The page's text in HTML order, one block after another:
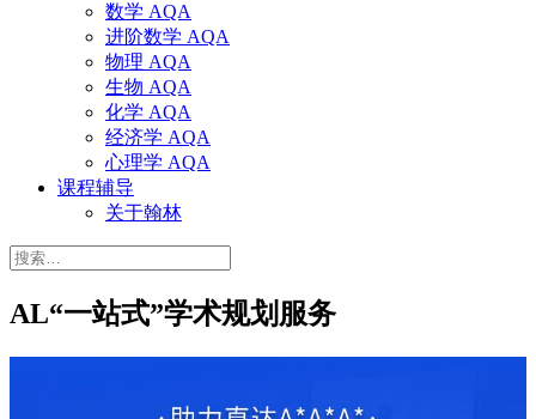
数学 AQA
进阶数学 AQA
物理 AQA
生物 AQA
化学 AQA
经济学 AQA
心理学 AQA
课程辅导
关于翰林
搜
AL“一站式”学术规划服务